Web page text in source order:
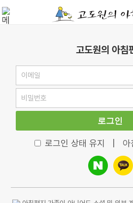
고도원의 아침
로그인
로그인 상태 유지 아